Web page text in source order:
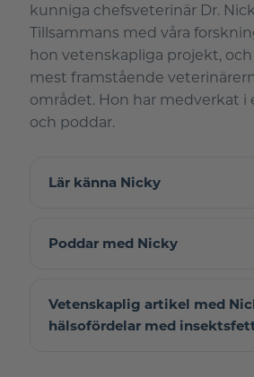
kunniga chefsveterinär Dr.
Tillsammans med våra
hon vetenskapliga projekt, och
mest framstående
området. Hon har medverkat i
och poddar.
Lär känna Nicky
Poddar med Nicky
Vetenskaplig artikel med
hälsofördelar med